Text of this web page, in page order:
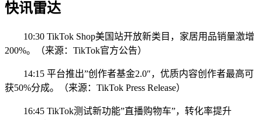
快讯雷达
10:30 TikTok Shop美国站开放新类目，家居用品销量激增
200%。（来源：TikTok官方公告）
14:15 平台推出”创作者基金2.0″，优质内容创作者最高可
获50%分成。（来源：TikTok Press Release）
16:45 TikTok测试新功能”直播购物车”，转化率提升